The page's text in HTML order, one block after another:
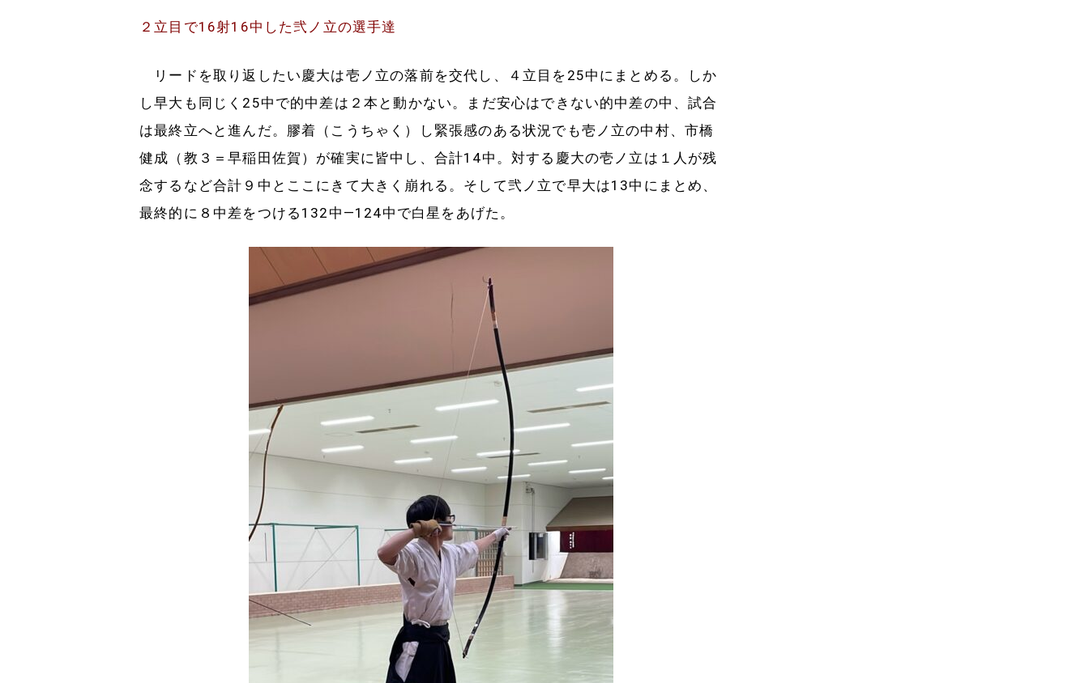
２立目で16射16中した弐ノ立の選手達
リードを取り返したい慶大は壱ノ立の落前を交代し、４立目を25中にまとめる。しか
し早大も同じく25中で的中差は２本と動かない。まだ安心はできない的中差の中、試合
は最終立へと進んだ。膠着（こうちゃく）し緊張感のある状況でも壱ノ立の中村、市橋
健成（教３＝早稲田佐賀）が確実に皆中し、合計14中。対する慶大の壱ノ立は１人が残
念するなど合計９中とここにきて大きく崩れる。そして弐ノ立で早大は13中にまとめ、
最終的に８中差をつける132中―124中で白星をあげた。